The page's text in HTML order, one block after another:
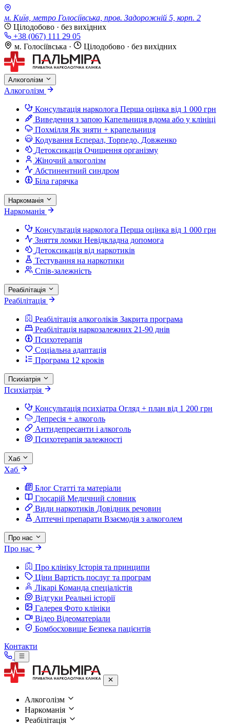
м. Київ, метро Голосіївська, пров. Задорожній 5, корп. 2
Цілодобово · без вихідних
+38 (067) 111 29 05
м. Голосіївська · Цілодобово · без вихідних
Алкоголізм
Алкоголізм
Консультація нарколога Перша оцінка від 1 000 грн
Виведення з запою Капельниця вдома або у клініці
Похмілля Як зняти + крапельниця
Кодування Есперал, Торпедо, Довженко
Детоксикація Очищення організму
Жіночий алкоголізм
Абстинентний синдром
Біла гарячка
Наркоманія
Наркоманія
Консультація нарколога Перша оцінка від 1 000 грн
Зняття ломки Невідкладна допомога
Детоксикація від наркотиків
Тестування на наркотики
Спів-залежність
Реабілітація
Реабілітація
Реабілітація алкоголіків Закрита програма
Реабілітація наркозалежних 21-90 днів
Психотерапія
Соціальна адаптація
Програма 12 кроків
Психіатрія
Психіатрія
Консультація психіатра Огляд + план від 1 200 грн
Депресія + алкоголь
Антидепресанти і алкоголь
Психотерапія залежності
Хаб
Хаб
Блог Статті та матеріали
Глосарій Медичний словник
Види наркотиків Довідник речовин
Аптечні препарати Взаємодія з алкоголем
Про нас
Про нас
Про клініку Історія та принципи
Ціни Вартість послуг та програм
Лікарі Команда спеціалістів
Відгуки Реальні історії
Галерея Фото клініки
Відео Відеоматеріали
Бомбосховище Безпека пацієнтів
Контакти
Алкоголізм
Наркоманія
Реабілітація